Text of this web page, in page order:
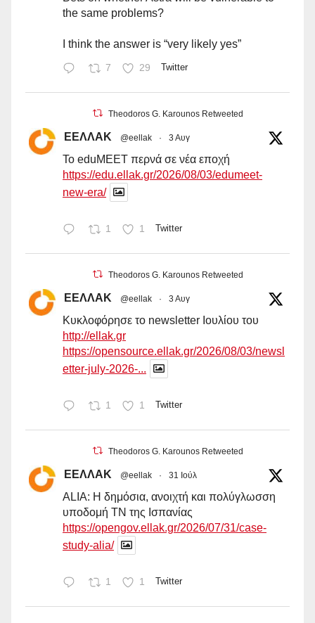
the same problems?
I think the answer is “very likely yes”
7 29 Twitter
Theodoros G. Karounos Retweeted
ΕΕΛΛΑΚ @eellak · 3 Αυγ
Το eduMEET περνά σε νέα εποχή
https://edu.ellak.gr/2026/08/03/edumeet-
new-era/
1 1 Twitter
Theodoros G. Karounos Retweeted
ΕΕΛΛΑΚ @eellak · 3 Αυγ
Κυκλοφόρησε το newsletter Ιουλίου του
http://ellak.gr
https://opensource.ellak.gr/2026/08/03/newsl
etter-july-2026-...
1 1 Twitter
Theodoros G. Karounos Retweeted
ΕΕΛΛΑΚ @eellak · 31 Ιούλ
ALIA: Η δημόσια, ανοιχτή και πολύγλωσση
υποδομή ΤΝ της Ισπανίας
https://opengov.ellak.gr/2026/07/31/case-
study-alia/
1 1 Twitter